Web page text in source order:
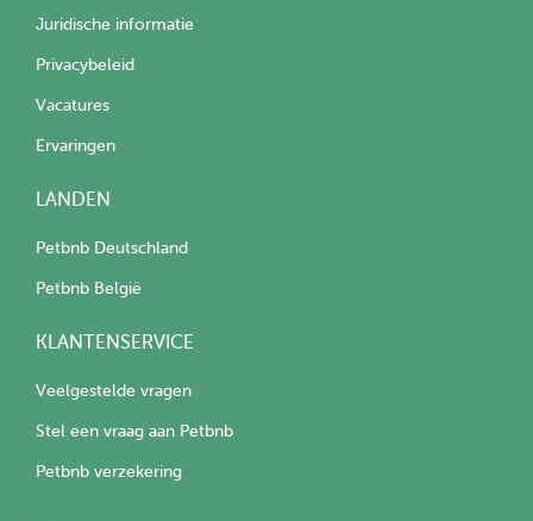
Juridische informatie
Privacybeleid
Vacatures
Ervaringen
LANDEN
Petbnb Deutschland
Petbnb België
KLANTENSERVICE
Veelgestelde vragen
Stel een vraag aan Petbnb
Petbnb verzekering